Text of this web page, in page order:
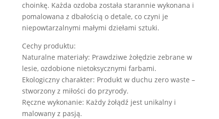
(10
sztuk)
choinkę. Każda ozdoba została starannie wykonana i
pomalowana z dbałością o detale, co czyni je
niepowtarzalnymi małymi dziełami sztuki.
Cechy produktu:
Naturalne materiały: Prawdziwe żołędzie zebrane w
lesie, ozdobione nietoksycznymi farbami.
Ekologiczny charakter: Produkt w duchu zero waste –
stworzony z miłości do przyrody.
Ręczne wykonanie: Każdy żołądź jest unikalny i
malowany z pasją.